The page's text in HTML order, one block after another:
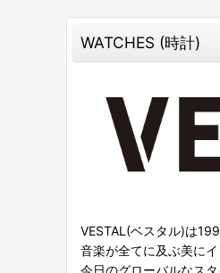
WATCHES (時計)
VESTAL(ベスタル)は
音楽が全てに及ぶ美に
今日のグローバルなス